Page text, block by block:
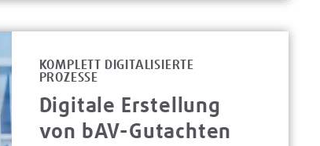
KOMPLETT DIGITALISIERTE
PROZESSE
Digitale Erstellung
von bAV-Gutachten